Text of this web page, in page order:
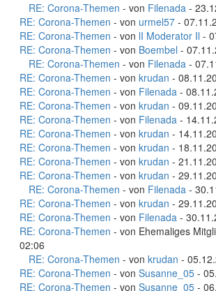
RE: Corona-Themen - von Filenada -
RE: Corona-Themen - von urmel57 -
RE: Corona-Themen - von lI Moderator Il -
RE: Corona-Themen - von Boembel -
RE: Corona-Themen - von Filenada -
RE: Corona-Themen - von krudan -
RE: Corona-Themen - von Filenada -
RE: Corona-Themen - von krudan -
RE: Corona-Themen - von Filenada -
RE: Corona-Themen - von krudan -
RE: Corona-Themen - von krudan -
RE: Corona-Themen - von krudan -
RE: Corona-Themen - von krudan -
RE: Corona-Themen - von Filenada -
RE: Corona-Themen - von krudan -
RE: Corona-Themen - von Filenada -
RE: Corona-Themen - von Ehemaliges
02:06
RE: Corona-Themen - von krudan -
RE: Corona-Themen - von Susanne_05 -
RE: Corona-Themen - von Susanne_05 -